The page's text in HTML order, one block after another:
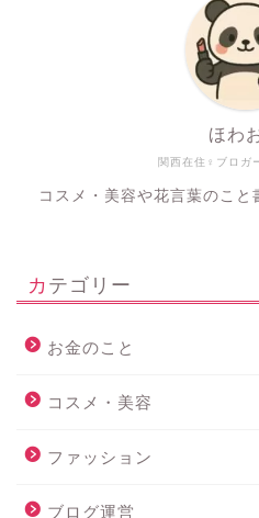
関西在住♀ブロ
ほわ
コスメ・美容や花言葉のこ
カテゴリー
お金のこと
コスメ・美容
ファッション
ブログ運営